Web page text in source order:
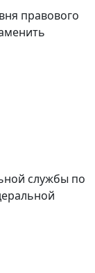
правового
службы по